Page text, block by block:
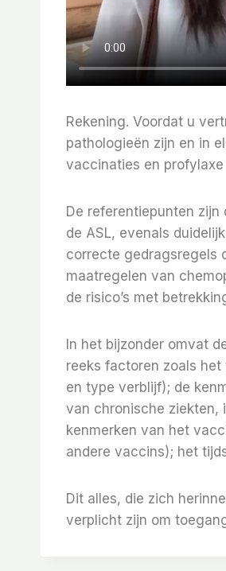
Rekening. Voordat u
pathologieën zijn en in
vaccinaties en
De referentiepunten
de ASL, evenals
correcte gedragsregels
maatregelen van
de risico’s met
In het bijzonder omvat
reeks factoren zoals
en type verblijf); de
van chronische ziekten,
kenmerken van het
andere vaccins); het
Dit alles, die zich
verplicht zijn om